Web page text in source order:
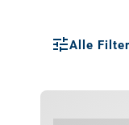
Alle Filter